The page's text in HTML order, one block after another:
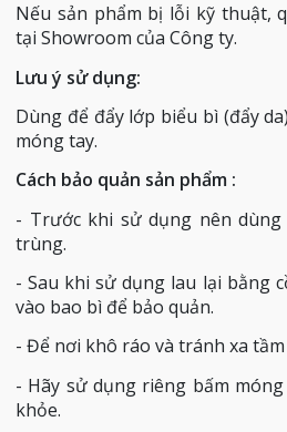
Nếu sản phẩm bị lỗi kỹ thuật,
tại Showroom của Công ty.
Lưu ý sử dụng:
Dùng để đẩy lớp biểu bì (đẩy
móng tay.
Cách bảo quản sản phẩm :
- Trước khi sử dụng nên dùng
trùng.
- Sau khi sử dụng lau lại bằng
vào bao bì để bảo quản.
- Để nơi khô ráo và tránh xa
- Hãy sử dụng riêng bấm
khỏe.